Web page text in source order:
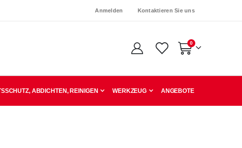
Anmelden Kontaktieren Sie uns
Warenkorb
0Artikel
ABDICHTEN, REINIGEN WERKZEUG ANGEBOTE